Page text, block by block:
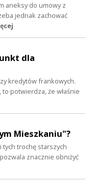
aneksy do umowy z
jednak zachować
dla
kredytów frankowych.
potwierdza, że właśnie
Mieszkaniu"?
tych trochę starszych
znacznie obniżyć